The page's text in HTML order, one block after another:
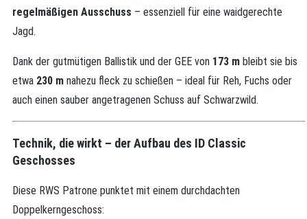
regelmäßigen Ausschuss – essenziell für eine waidgerechte
Jagd.
Dank der gutmütigen Ballistik und der GEE von 173 m bleibt sie bis
etwa 230 m nahezu fleck zu schießen – ideal für Reh, Fuchs oder
auch einen sauber angetragenen Schuss auf Schwarzwild.
Technik, die wirkt – der Aufbau des ID Classic
Geschosses
Diese RWS Patrone punktet mit einem durchdachten
Doppelkerngeschoss: